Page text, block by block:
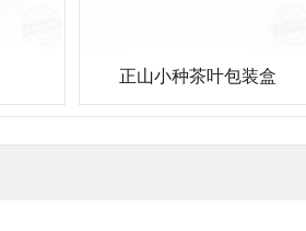
正山小种茶叶包装盒